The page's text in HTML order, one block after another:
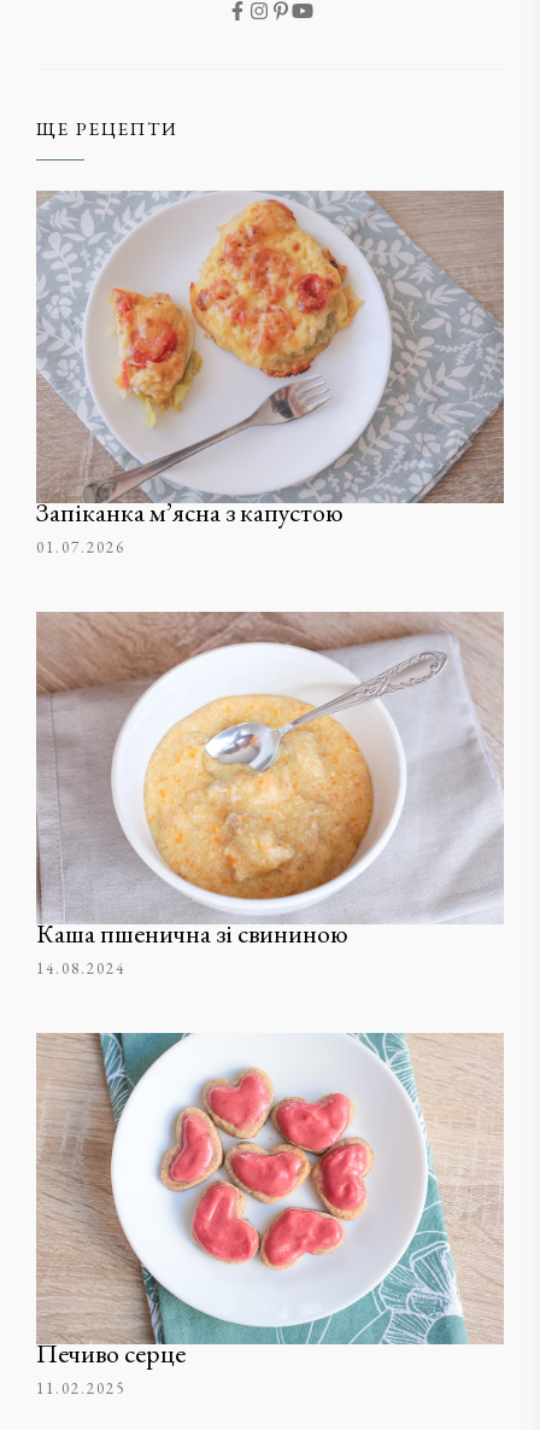
ЩЕ РЕЦЕПТИ
Запіканка м’ясна з капустою
01.07.2026
Каша пшенична зі свининою
14.08.2024
Печиво серце
11.02.2025